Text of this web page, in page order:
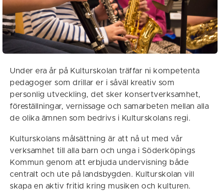
Under era år på Kulturskolan träffar ni kompetenta
pedagoger som drillar er i såväl kreativ som
personlig utveckling, det sker konsertverksamhet,
föreställningar, vernissage och samarbeten mellan alla
de olika ämnen som bedrivs i Kulturskolans regi.
Kulturskolans målsättning är att nå ut med vår
verksamhet till alla barn och unga i Söderköpings
Kommun genom att erbjuda undervisning både
centralt och ute på landsbygden. Kulturskolan vill
skapa en aktiv fritid kring musiken och kulturen.